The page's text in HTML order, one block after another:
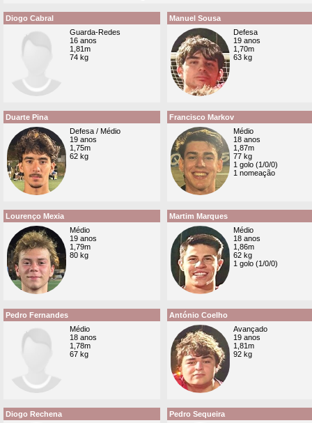
Diogo Cabral
Guarda-Redes
16 anos
1,81m
74 kg
Manuel Sousa
Defesa
19 anos
1,70m
63 kg
Duarte Pina
Defesa / Médio
19 anos
1,75m
62 kg
Francisco Markov
Médio
18 anos
1,87m
77 kg
1 golo (1/0/0)
1 nomeação
Lourenço Mexia
Médio
19 anos
1,79m
80 kg
Martim Marques
Médio
18 anos
1,86m
62 kg
1 golo (1/0/0)
Pedro Fernandes
Médio
18 anos
1,78m
67 kg
António Coelho
Avançado
19 anos
1,81m
92 kg
Diogo Rechena
Pedro Sequeira